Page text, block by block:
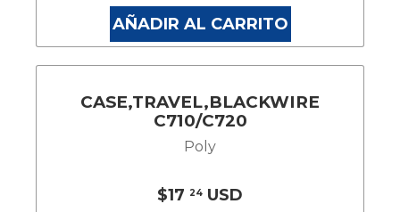
AÑADIR AL CARRITO
CASE,TRAVEL,BLACKWIRE
C710/C720
Poly
$17 24 USD